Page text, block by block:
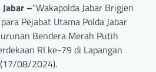
–“Wakapolda Jabar Brigjen
Pejabat Utama Polda Jabar
Bendera Merah Putih
RI ke-79 di Lapangan
08/2024).